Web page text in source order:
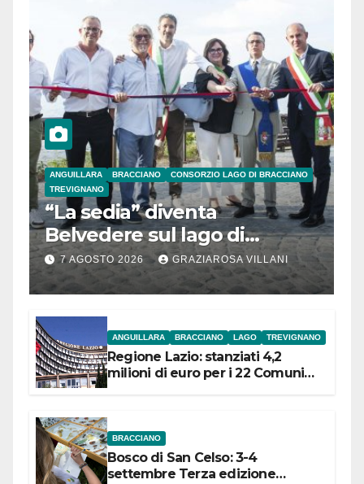
ANGUILLARA BRACCIANO
CONSORZIO LAGO DI BRACCIANO
TREVIGNANO
“La sedia” diventa
Belvedere sul lago di
Bracciano: ieri
l’inaugurazione
7 AGOSTO 2026 GRAZIAROSA VILLANI
ANGUILLARA BRACCIANO LAGO TREVIGNANO
Regione Lazio: stanziati 4,2
milioni di euro per i 22 Comuni
BRACCIANO
Bosco di San Celso: 3-4
settembre Terza edizione